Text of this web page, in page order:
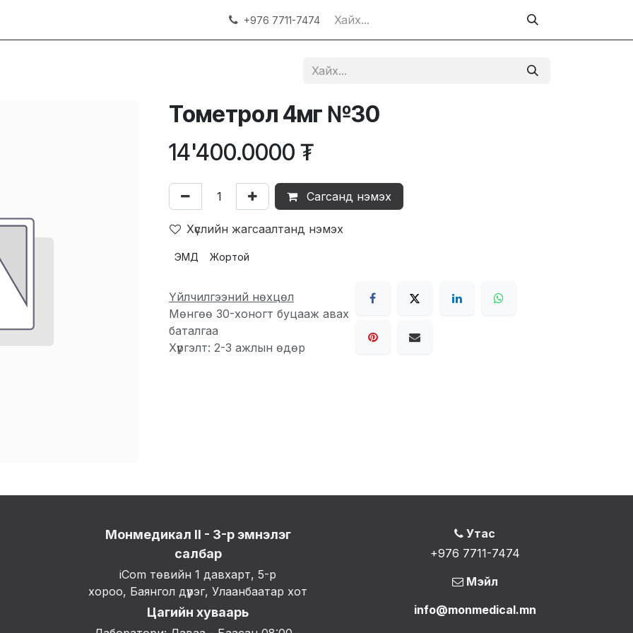
+976 7711-7474
Тометрол 4мг №30
14'400.0000 ₮
Сагсанд нэмэх
Хүслийн жагсаалтанд нэмэх
ЭМД Жортой
Үйлчилгээний нөхцөл
Мөнгөө 30-хоногт буцааж авах
баталгаа
Хүргэлт: 2-3 ажлын өдөр
Утас
+976 7711-7474
Мэйл
info@monmedical.mn
Монмедикал II - 3-р эмнэлэг
салбар
iCom төвийн 1 давхарт, 5-р
хороо, Баянгол дүүрэг, Улаанбаатар хот
Цагийн хуваарь